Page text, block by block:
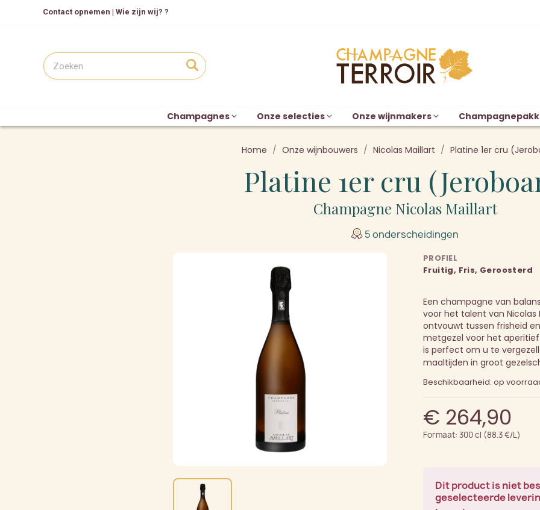
Contact opnemen | Wie zijn wij? ?
Champagnes Onze selecties Onze wijnmakers
Home Onze wijnbouwers Nicolas Maillart Platine 1er cru
Platine 1er cru
Champagne Nicolas Maillart
5 onderscheidingen
PROFIEL
Fruitig, Fris, Geroosterd
Een champagne van
voor het talent van Nicolas
ontvouwt tussen frisheid
metgezel voor het aperitief.
is perfect om u te
maaltijden in groot
Beschikbaarheid: op
€ 264,90
Formaat: 300 cl (88.3 €/L)
Dit product is niet
geselecteerde